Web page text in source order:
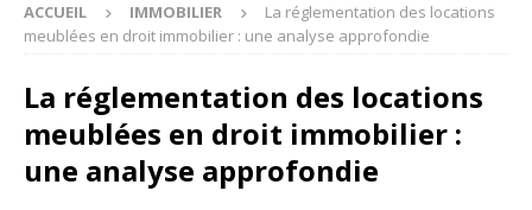
ACCUEIL IMMOBILIER
La réglementation des locations
meublées en droit immobilier : une analyse approfondie
La réglementation des locations
meublées en droit immobilier :
une analyse approfondie